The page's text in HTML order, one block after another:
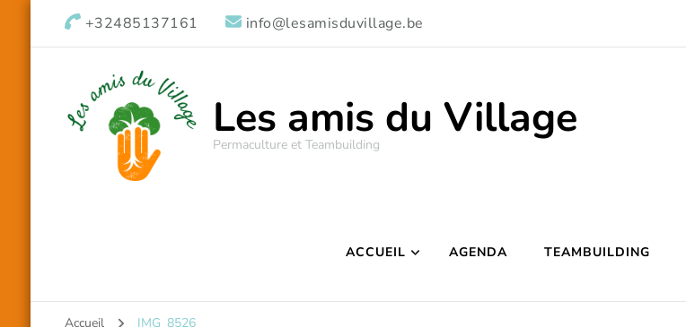
+32485137161 info@lesamisduvillage.be
Les amis du Village
Permaculture et Teambuilding
ACCUEIL AGENDA TEAMBUILDING
Accueil IMG_8526